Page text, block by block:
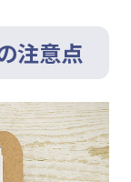
注意点